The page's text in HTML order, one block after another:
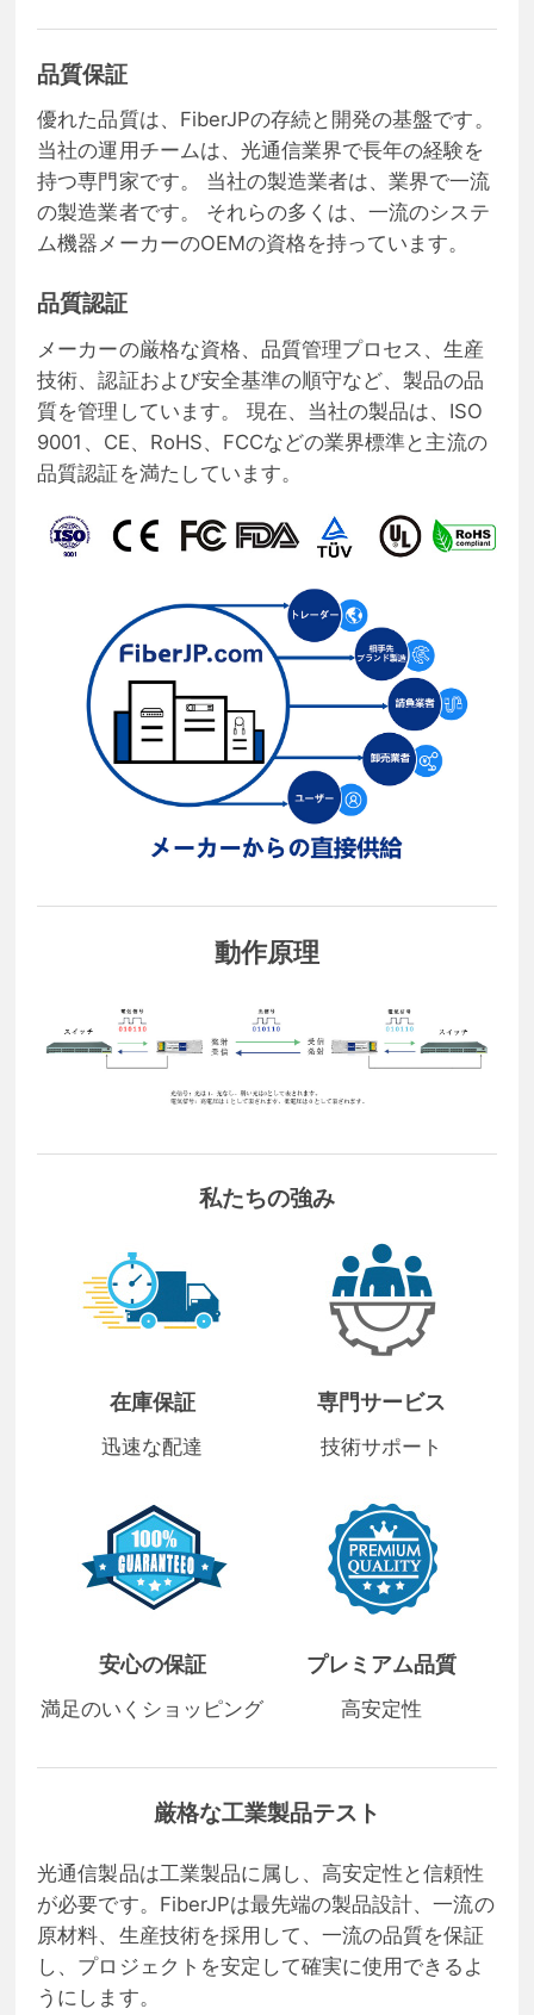
品質保証
優れた品質は、FiberJPの存続と開発の基盤です。
当社の運用チームは、光通信業界で長年の経験を
持つ専門家です。 当社の製造業者は、業界で一流
の製造業者です。 それらの多くは、一流のシステ
ム機器メーカーのOEMの資格を持っています。
品質認証
メーカーの厳格な資格、品質管理プロセス、生産
技術、認証および安全基準の順守など、製品の品
質を管理しています。 現在、当社の製品は、ISO
9001、CE、RoHS、FCCなどの業界標準と主流の
品質認証を満たしています。
動作原理
私たちの強み
在庫保証
迅速な配達
専門サービス
技術サポート
安心の保証
満足のいくショッピング
プレミアム品質
高安定性
厳格な工業製品テスト
光通信製品は工業製品に属し、高安定性と信頼性
が必要です。FiberJPは最先端の製品設計、一流の
原材料、生産技術を採用して、一流の品質を保証
し、プロジェクトを安定して確実に使用できるよ
うにします。